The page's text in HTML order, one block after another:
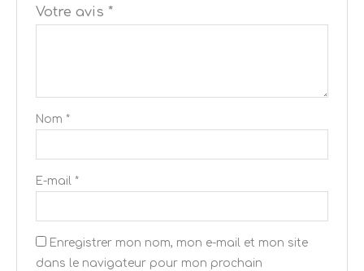
Votre avis *
Nom *
E-mail *
Enregistrer mon nom, mon e-mail et mon site
dans le navigateur pour mon prochain